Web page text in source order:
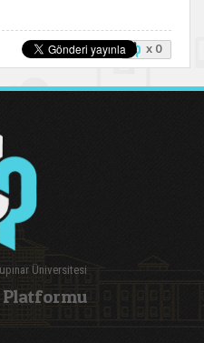
x 0
Üniversitesi
Platformu